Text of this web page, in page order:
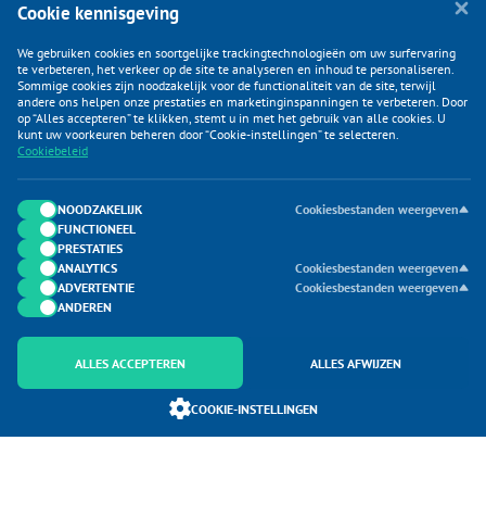
KLANTENSERVICE
CATEGORIEËN
DUIJVELAAR E-COMMERCE
CONTACTEN
Onderdeel van Duijvelaar E-commerce
SoloMono.net
Cookie kennisgeving
We gebruiken cookies en soortgelijke trackingtechnologieën om uw surfervaring
te verbeteren, het verkeer op de site te analyseren en inhoud te personaliseren.
Sommige cookies zijn noodzakelijk voor de functionaliteit van de site, terwijl
andere ons helpen onze prestaties en marketinginspanningen te verbeteren. Door
op “Alles accepteren” te klikken, stemt u in met het gebruik van alle cookies. U
kunt uw voorkeuren beheren door “Cookie-instellingen” te selecteren.
Cookiebeleid
NOODZAKELIJK
Cookiesbestanden weergeven
FUNCTIONEEL
PRESTATIES
ANALYTICS
Cookiesbestanden weergeven
ADVERTENTIE
Cookiesbestanden weergeven
ANDEREN
ALLES ACCEPTEREN ALLES AFWIJZEN
COOKIE-INSTELLINGEN